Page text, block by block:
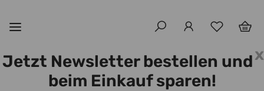
x
Jetzt Newsletter bestellen und
beim Einkauf sparen!